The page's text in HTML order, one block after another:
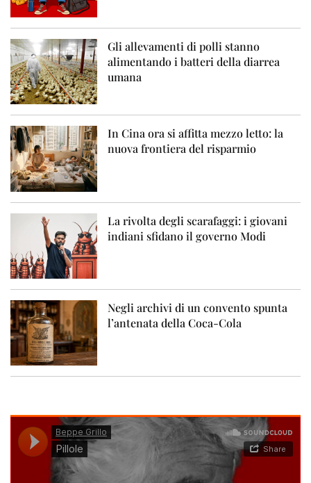
Gli allevamenti di polli stanno
alimentando i batteri della diarrea
umana
In Cina ora si affitta mezzo letto: la
nuova frontiera del risparmio
La rivolta degli scarafaggi: i giovani
indiani sfidano il governo Modi
Negli archivi di un convento spunta
l’antenata della Coca-Cola